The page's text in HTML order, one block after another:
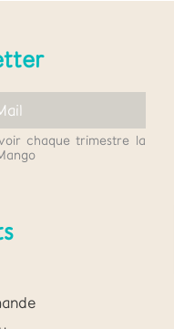
chaque trimestre la